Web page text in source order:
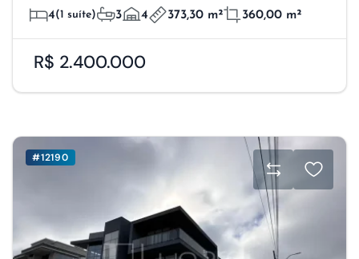
4(1 suíte) 3 4 373,30 m² 360,00 m²
R$ 2.400.000
#12190